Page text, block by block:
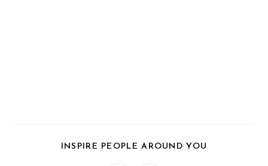
INSPIRE PEOPLE AROUND YOU